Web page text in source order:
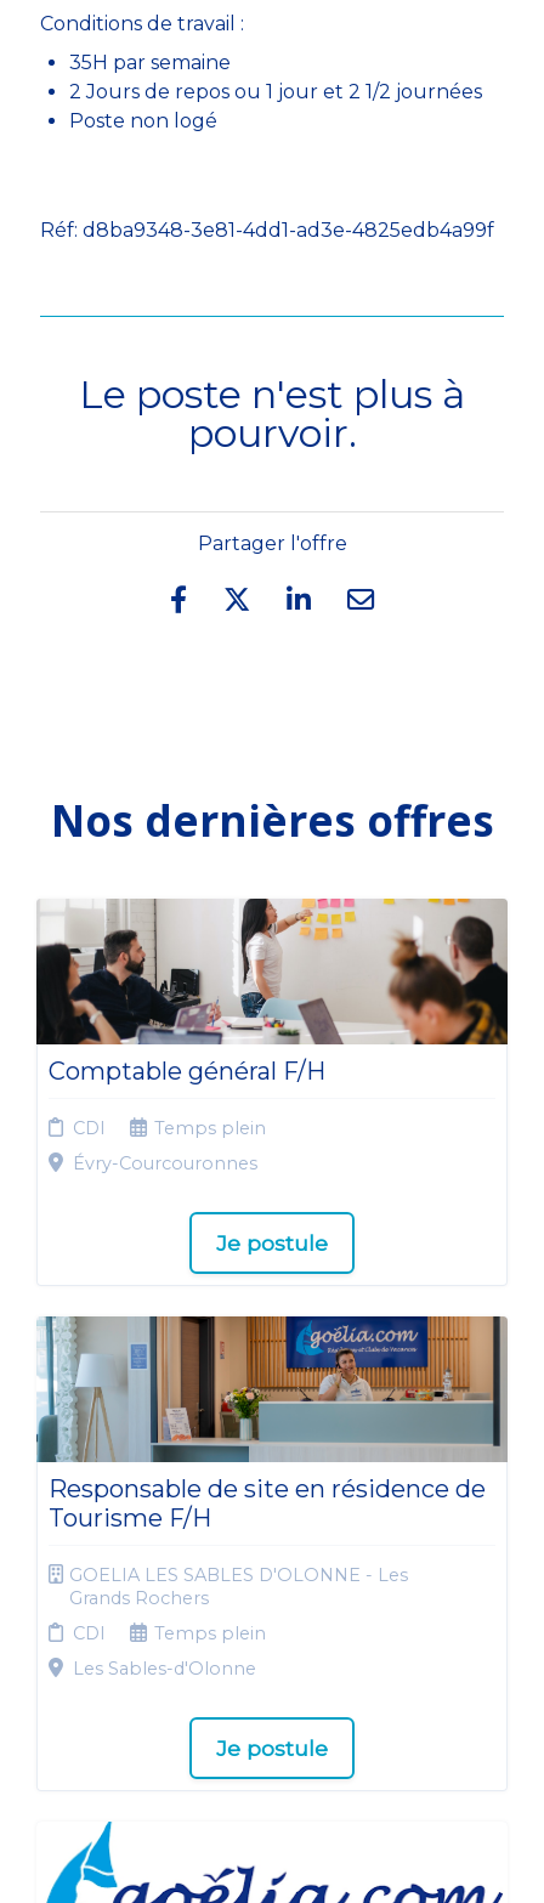
Conditions de travail :
35H par semaine
2 Jours de repos ou 1 jour et 2 1/2 journées
Poste non logé
Réf: d8ba9348-3e81-4dd1-ad3e-4825edb4a99f
Le poste n'est plus à
pourvoir.
Partager l'offre
Nos dernières offres
Comptable général F/H
CDI
Temps plein
Évry-Courcouronnes
Je postule
Responsable de site en résidence de
Tourisme F/H
GOELIA LES SABLES D'OLONNE - Les
Grands Rochers
CDI
Temps plein
Les Sables-d'Olonne
Je postule